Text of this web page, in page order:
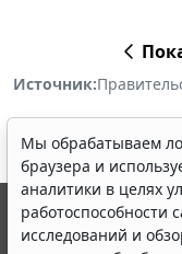
Источник:
Мы обрабатываем
браузера и
аналитики в целях
работоспособности
исследований и
© ООО "НПП "ГАРАНТ-